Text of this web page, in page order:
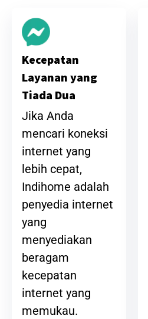
Kecepatan
Layanan yang
Tiada Dua
Jika Anda
mencari koneksi
internet yang
lebih cepat,
Indihome adalah
penyedia internet
yang
menyediakan
beragam
kecepatan
internet yang
memukau.